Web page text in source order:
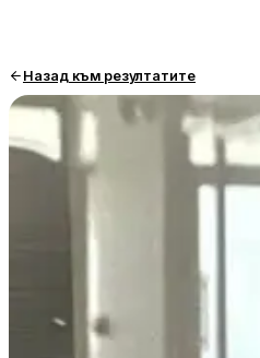
Назад към резултатите